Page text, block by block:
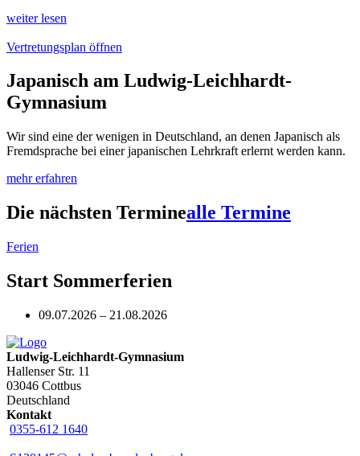
weiter lesen
Vertretungsplan öffnen
Japanisch am Ludwig-Leichhardt-
Gymnasium
Wir sind eine der wenigen in Deutschland, an denen Japanisch als
Fremdsprache bei einer japanischen Lehrkraft erlernt werden kann.
mehr erfahren
Die nächsten Terminealle Termine
Ferien
Start Sommerferien
09.07.2026 – 21.08.2026
Ludwig-Leichhardt-Gymnasium
Hallenser Str. 11
03046 Cottbus
Deutschland
Kontakt
0355-612 1640